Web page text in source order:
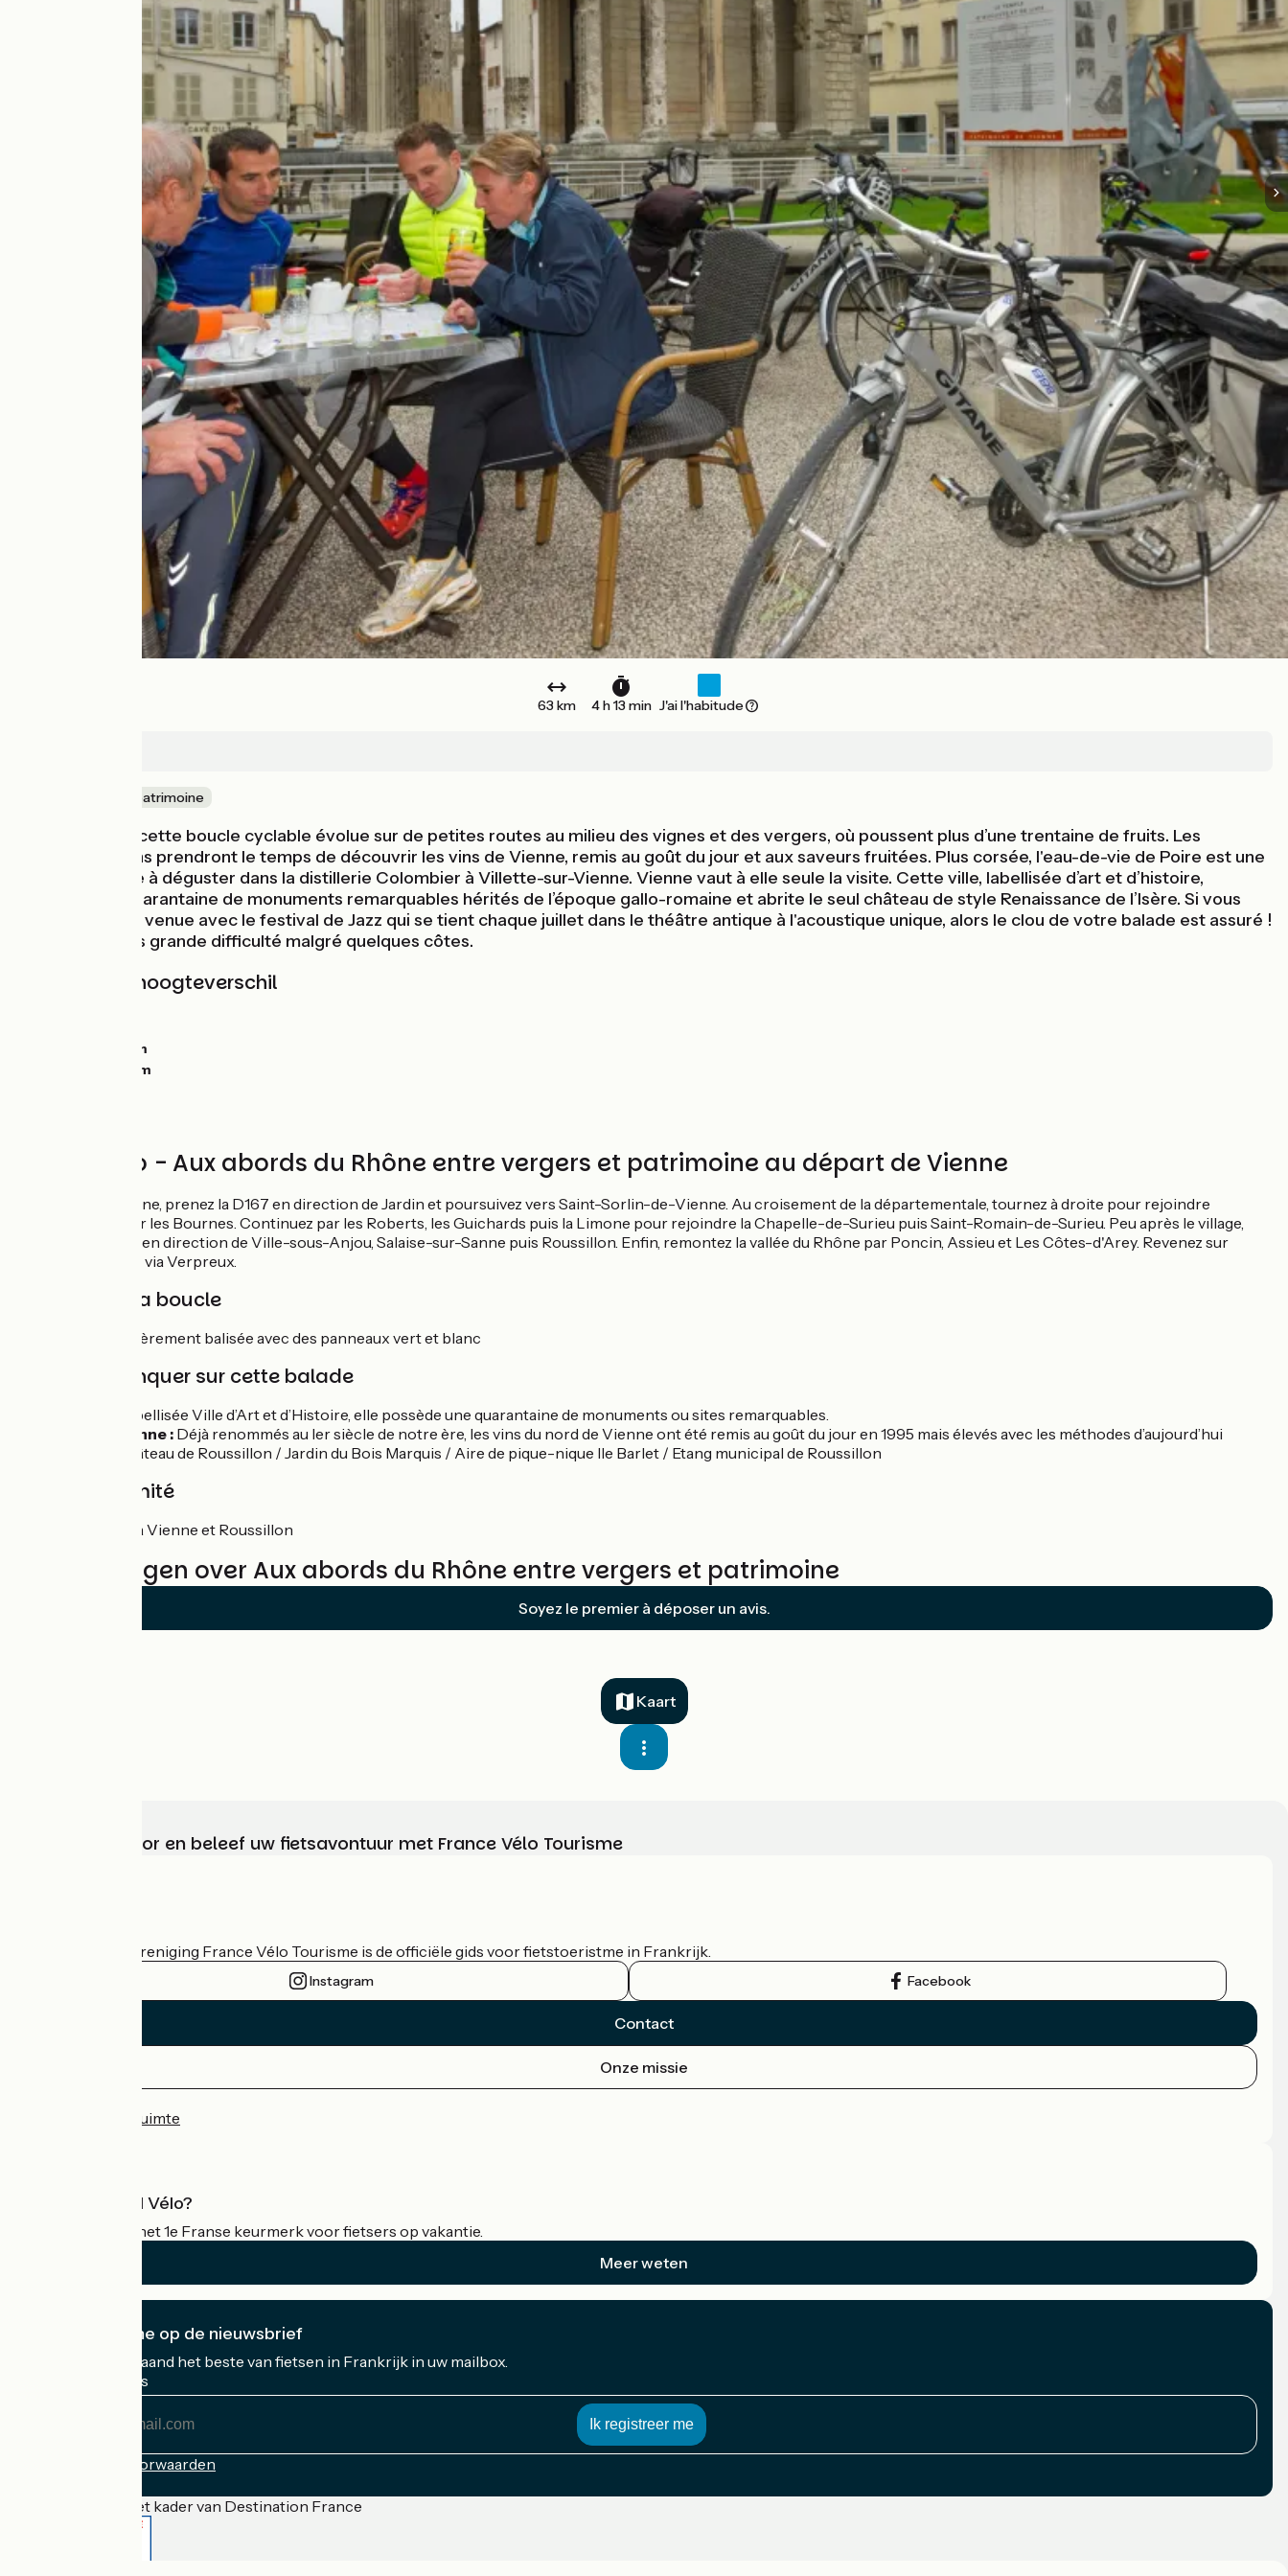
63 km 4 h 13 min J'ai l'habitude
Nature & petit patrimoine
Depuis Vienne, cette boucle cyclable évolue sur de petites routes au milieu des vignes et des vergers, où poussent plus d’une trentaine de fruits. Les
amateurs de vins prendront le temps de découvrir les vins de Vienne, remis au goût du jour et aux saveurs fruitées. Plus corsée, l'eau-de-vie de Poire est une
spécialité locale à déguster dans la distillerie Colombier à Villette-sur-Vienne. Vienne vaut à elle seule la visite. Cette ville, labellisée d’art et d’histoire,
possède une quarantaine de monuments remarquables hérités de l’époque gallo-romaine et abrite le seul château de style Renaissance de l’Isère. Si vous
combinez votre venue avec le festival de Jazz qui se tient chaque juillet dans le théâtre antique à l'acoustique unique, alors le clou de votre balade est assuré !
Une boucle sans grande difficulté malgré quelques côtes.
Hellingen en hoogteverschil
0m
0m
Circuit vélo - Aux abords du Rhône entre vergers et patrimoine au départ de Vienne
Au départ de Vienne, prenez la D167 en direction de Jardin et poursuivez vers Saint-Sorlin-de-Vienne. Au croisement de la départementale, tournez à droite pour rejoindre
Montseveroux par les Bournes. Continuez par les Roberts, les Guichards puis la Limone pour rejoindre la Chapelle-de-Surieu puis Saint-Romain-de-Surieu. Peu après le village,
prendez à gauche en direction de Ville-sous-Anjou, Salaise-sur-Sanne puis Roussillon. Enfin, remontez la vallée du Rhône par Poncin, Assieu et Les Côtes-d'Arey. Revenez sur
Vienne par la D46 via Verpreux.
Balisage de la boucle
La boucle est entièrement balisée avec des panneaux vert et blanc
À ne pas manquer sur cette balade
Labellisée Ville d’Art et d’Histoire, elle possède une quarantaine de monuments ou sites remarquables.
Vins de Vienne : Déjà renommés au Ier siècle de notre ère, les vins du nord de Vienne ont été remis au goût du jour en 1995 mais élevés avec les méthodes d’aujourd’hui
Château de Roussillon / Jardin du Bois Marquis / Aire de pique-nique Ile Barlet / Etang municipal de Roussillon
Gare à proximité
Gare SNCF à Vienne et Roussillon
Beoordelingen over Aux abords du Rhône entre vergers et patrimoine
Soyez le premier à déposer un avis.
Kaart
Kies, bereid voor en beleef uw fietsavontuur met France Vélo Tourisme
De nationale vereniging France Vélo Tourisme is de officiële gids voor fietstoeristme in Frankrijk.
Instagram Facebook
Contact
Onze missie
Professionele ruimte
Wat is Accueil Vélo?
Accueil Vélo is het 1e Franse keurmerk voor fietsers op vakantie.
Meer weten
Ik abonneer me op de nieuwsbrief
Ontvang elke maand het beste van fietsen in Frankrijk in uw mailbox.
Mijn e-mailadres
Inschrijvingsvoorwaarden
Gefinancierd in het kader van Destination France